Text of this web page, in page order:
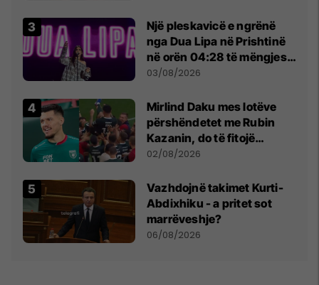
Një pleskavicë e ngrënë
nga Dua Lipa në Prishtinë
në orën 04:28 të mëngjesit
- dhe bota digjitale serbe
03/08/2026
Mirlind Daku mes lotëve
përshëndetet me Rubin
Kazanin, do të fitojë
miliona te Spartak Moska
02/08/2026
Vazhdojnë takimet Kurti-
Abdixhiku - a pritet sot
marrëveshje?
06/08/2026